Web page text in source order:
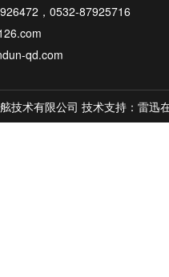
，0532-87925716
qd.com
技术有限公司 技术支持：雷迅